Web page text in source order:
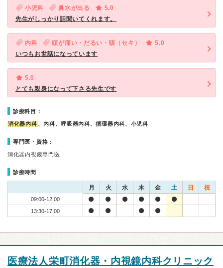
小児科 鼻水が出る
5.0
先生がしっかり話聞いてくれます。
内科 頭が痛い・だるい・咳（セキ）
5.0
いつもお世話になっています
5.0
とても親身になって下さる先生です
診療科目：
消化器内科 、内科、呼吸器内科、循環器内科、小児科
専門医・資格：
消化器内視鏡専門医
診療時間
月 火 水 木 金 土 日 祝
09:00-12:00
13:30-17:00
医療法人栄町消化器・内視鏡内科クリニック